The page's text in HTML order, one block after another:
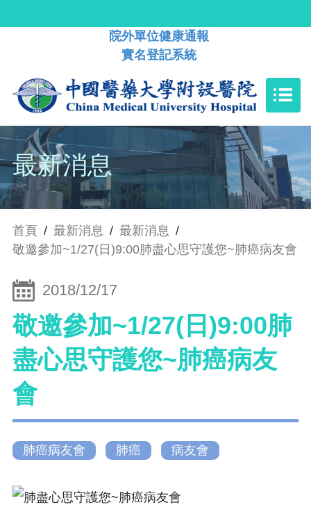
院外單位健康通報
實名登記系統
最新消息
首頁 / 最新消息 / 最新消息 /
敬邀參加~1/27(日)9:00肺盡心思守護您~肺癌病友會
2018/12/17
敬邀參加~1/27(日)9:00肺
盡心思守護您~肺癌病友
會
肺癌病友會 肺癌 病友會